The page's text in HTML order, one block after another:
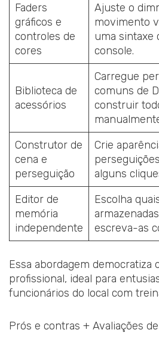
Faders
gráficos e
controles de
cores
Ajuste o
movimento
uma sintaxe
console.
Biblioteca de
acessórios
Carregue
comuns de
construir
Construtor de
cena e
perseguição
Crie
alguns
Editor de
memória
independente
Escolha
escreva-as
Essa abordagem democratiza
profissional, ideal para
funcionários do local com
Prós e contras + Avaliações